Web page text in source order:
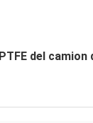
del camion